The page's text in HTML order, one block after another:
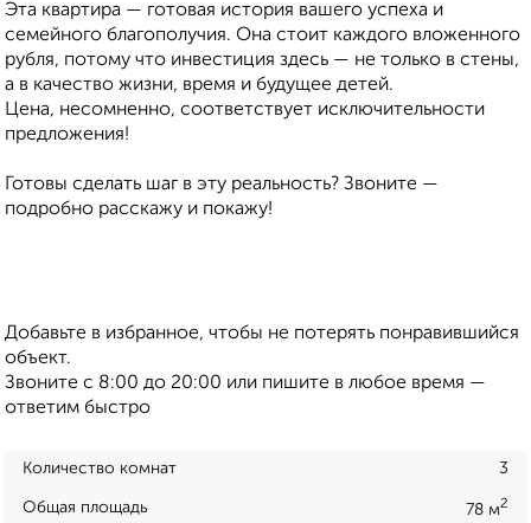
Эта квартира — готовая история вашего успеха и
семейного благополучия. Она стоит каждого вложенного
рубля, потому что инвестиция здесь — не только в стены,
а в качество жизни, время и будущее детей.
Цена, несомненно, соответствует исключительности
предложения!
Готовы сделать шаг в эту реальность? Звоните —
подробно расскажу и покажу!
Добавьте в избранное, чтобы не потерять понравившийся
объект.
Звоните с 8:00 до 20:00 или пишите в любое время —
ответим быстро
Количество комнат 3
Общая площадь 78 м2